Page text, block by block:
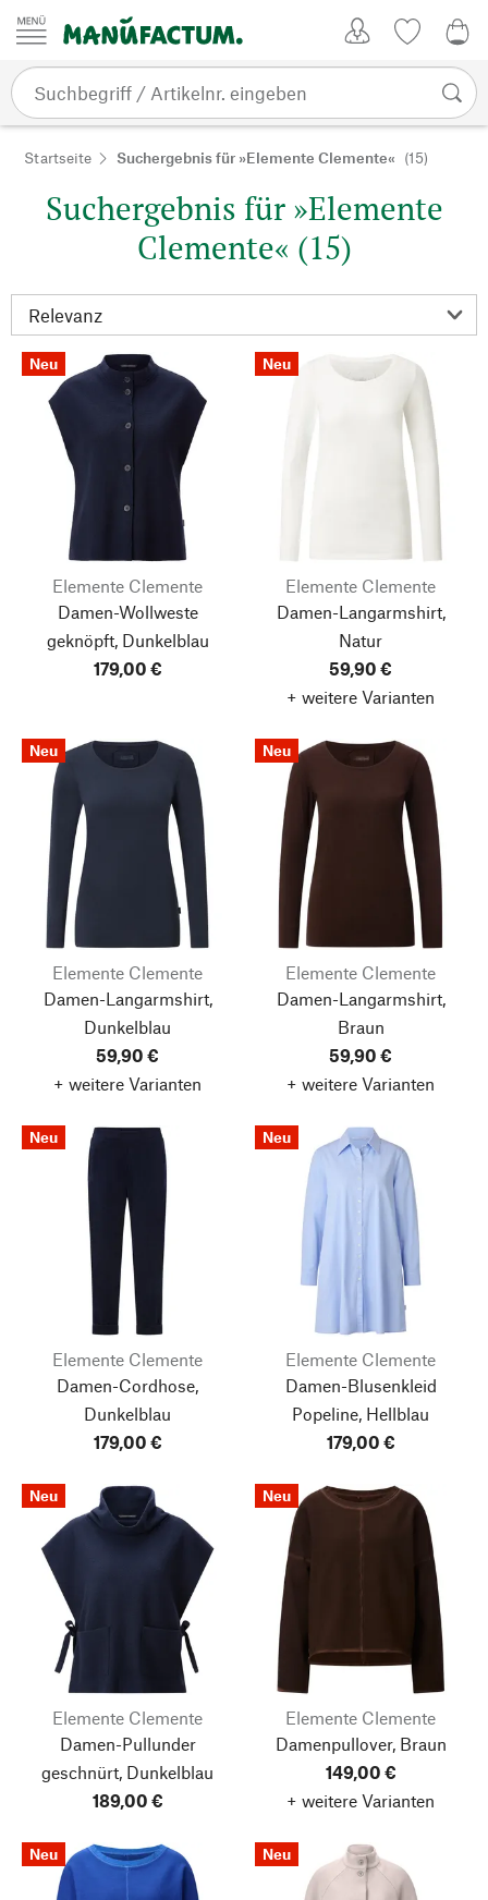
Zum Inhalt springen
Startseite Suchergebnis für »Elemente Clemente« (15)
Suchergebnis für »Elemente
Clemente« (15)
Neu
Elemente Clemente
Damen-Wollweste
geknöpft, Dunkelblau
179,00 €
Neu
Elemente Clemente
Damen-Langarmshirt,
Natur
59,90 €
+ weitere Varianten
Neu
Elemente Clemente
Damen-Langarmshirt,
Dunkelblau
59,90 €
+ weitere Varianten
Neu
Elemente Clemente
Damen-Langarmshirt,
Braun
59,90 €
+ weitere Varianten
Neu
Elemente Clemente
Damen-Cordhose,
Dunkelblau
179,00 €
Neu
Elemente Clemente
Damen-Blusenkleid
Popeline, Hellblau
179,00 €
Neu
Elemente Clemente
Damen-Pullunder
geschnürt, Dunkelblau
189,00 €
Neu
Elemente Clemente
Damenpullover, Braun
149,00 €
+ weitere Varianten
Neu Neu